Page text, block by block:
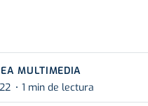
MULTIMEDIA
1 min de lectura